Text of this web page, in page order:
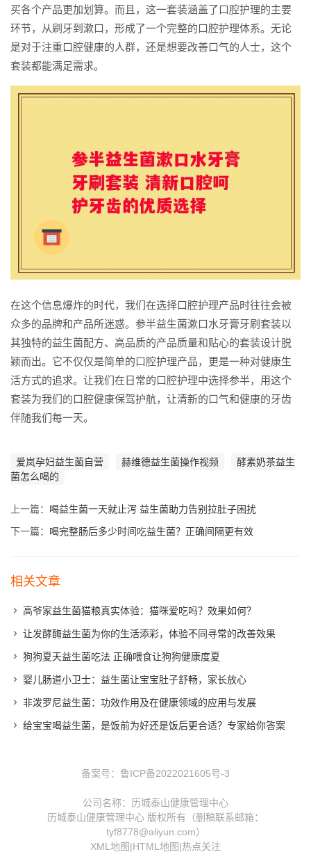
买各个产品更加划算。而且，这一套装涵盖了口腔护理的主要
环节，从刷牙到漱口，形成了一个完整的口腔护理体系。无论
是对于注重口腔健康的人群，还是想要改善口气的人士，这个
套装都能满足需求。
在这个信息爆炸的时代，我们在选择口腔护理产品时往往会被
众多的品牌和产品所迷惑。参半益生菌漱口水牙膏牙刷套装以
其独特的益生菌配方、高品质的产品质量和贴心的套装设计脱
颖而出。它不仅仅是简单的口腔护理产品，更是一种对健康生
活方式的追求。让我们在日常的口腔护理中选择参半，用这个
套装为我们的口腔健康保驾护航，让清新的口气和健康的牙齿
伴随我们每一天。
爱岚孕妇益生菌自营 赫维德益生菌操作视频
酵素奶茶益生
菌怎么喝的
上一篇： 喝益生菌一天就止泻 益生菌助力告别拉肚子困扰
下一篇： 喝完整肠后多少时间吃益生菌？正确间隔更有效
相关文章
高爷家益生菌猫粮真实体验：猫咪爱吃吗？效果如何？
让发酵酶益生菌为你的生活添彩，体验不同寻常的改善效果
狗狗夏天益生菌吃法 正确喂食让狗狗健康度夏
婴儿肠道小卫士：益生菌让宝宝肚子舒畅，家长放心
非泼罗尼益生菌：功效作用及在健康领域的应用与发展
给宝宝喝益生菌，是饭前为好还是饭后更合适？专家给你答案
备案号： 鲁ICP备2022021605号-3
公司名称：历城泰山健康管理中心
历城泰山健康管理中心 版权所有（删稿联系邮箱：
tyf8778@aliyun.com）
XML地图|HTML地图|热点关注